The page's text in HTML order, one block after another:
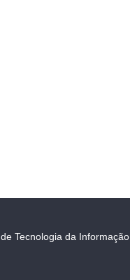
Tecnologia da Informação